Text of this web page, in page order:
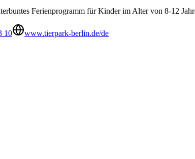
Ferienprogramm für Kinder im Alter von 8-12
10
www.tierpark-berlin.de/de